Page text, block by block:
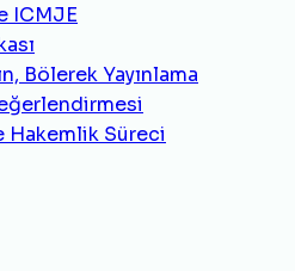
ICMJE
Bölerek Yayınlama
Hakemlik Süreci